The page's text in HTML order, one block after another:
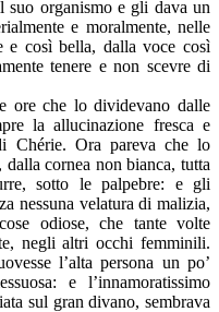
organismo e gli dava un
e moralmente, nelle
e così bella, dalla voce così
tenere e non scevre di
ore che lo dividevano dalle
la allucinazione fresca e
Chérie. Ora pareva che lo
cornea non bianca, tutta
sotto le palpebre: e gli
nessuna velatura di malizia,
odiose, che tante volte
negli altri occhi femminili.
l’alta persona un po’
e l’innamoratissimo
sul gran divano, sembrava